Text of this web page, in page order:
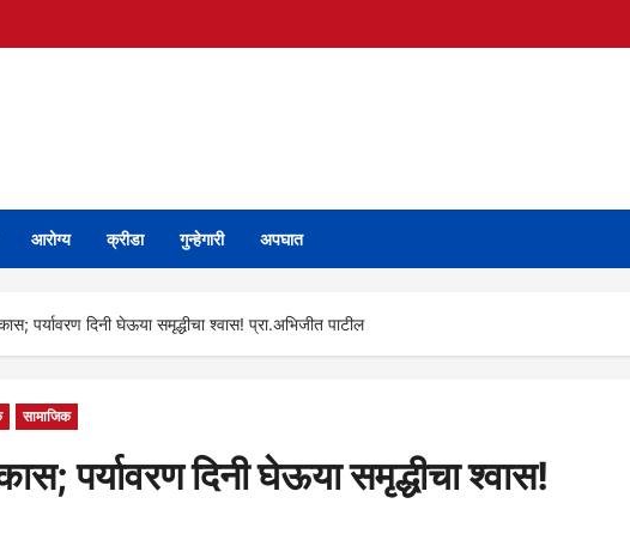
आरोग्य क्रीडा गुन्हेगारी अपघात
पर्यावरण दिनी घेऊया समृद्धीचा श्वास! प्रा.अभिजीत पाटील
सामाजिक
पर्यावरण दिनी घेऊया समृद्धीचा श्वास!